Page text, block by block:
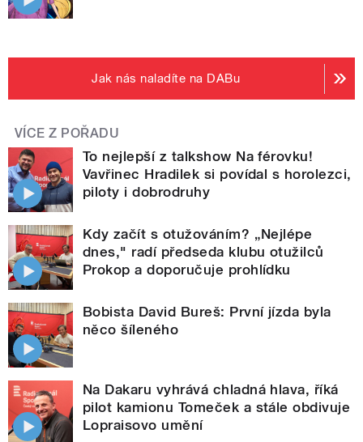
Jak nás naladíte na DABu
VÍCE Z POŘADU
To nejlepší z talkshow Na férovku!
Vavřinec Hradilek si povídal s horolezci,
piloty i dobrodruhy
Kdy začít s otužováním? „Nejlépe
dnes," radí předseda klubu otužilců
Prokop a doporučuje prohlídku
Bobista David Bureš: První jízda byla
něco šíleného
Na Dakaru vyhrává chladná hlava, říká
pilot kamionu Tomeček a stále obdivuje
Lopraisovo umění